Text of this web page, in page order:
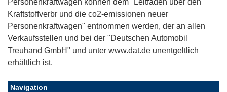
Kraftstoffverbr und die co2-emissionen neuer
Personenkraftwagen" entnommen werden, der an allen
Verkaufsstellen und bei der "Deutschen Automobil
Treuhand GmbH" und unter www.dat.de unentgeltlich
erhältlich ist.
Navigation